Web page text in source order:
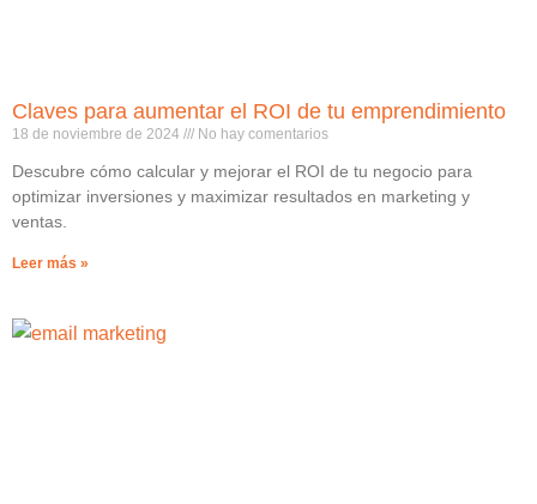
Claves para aumentar el ROI de tu emprendimiento
18 de noviembre de 2024 No hay comentarios
Descubre cómo calcular y mejorar el ROI de tu negocio para
optimizar inversiones y maximizar resultados en marketing y
ventas.
Leer más »